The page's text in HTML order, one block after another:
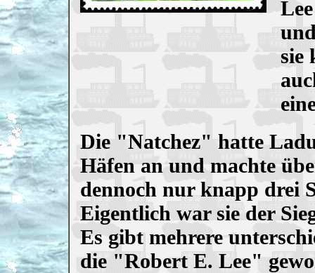
sie
Die "Natchez" hatte
Häfen an und machte
dennoch nur knapp drei
Eigentlich war sie der
Es gibt mehrere
die "Robert E. Lee"